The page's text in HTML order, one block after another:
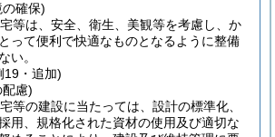
確保)
等は、安全、衛生、美観等を考慮し、か
って便利で快適なものとなるように整備
い。
19・追加)
慮)
等の建設に当たっては、設計の標準化、
用、規格化された資材の使用及び適切な